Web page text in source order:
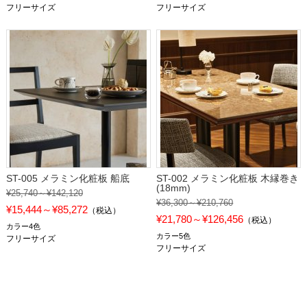
フリーサイズ フリーサイズ
ST-005 メラミン化粧板 船底
¥25,740～¥142,120
¥15,444～¥85,272（税込）
カラー4色
フリーサイズ
ST-002 メラミン化粧板 木縁巻き
(18mm)
¥36,300～¥210,760
¥21,780～¥126,456 （税込）
カラー5色
フリーサイズ